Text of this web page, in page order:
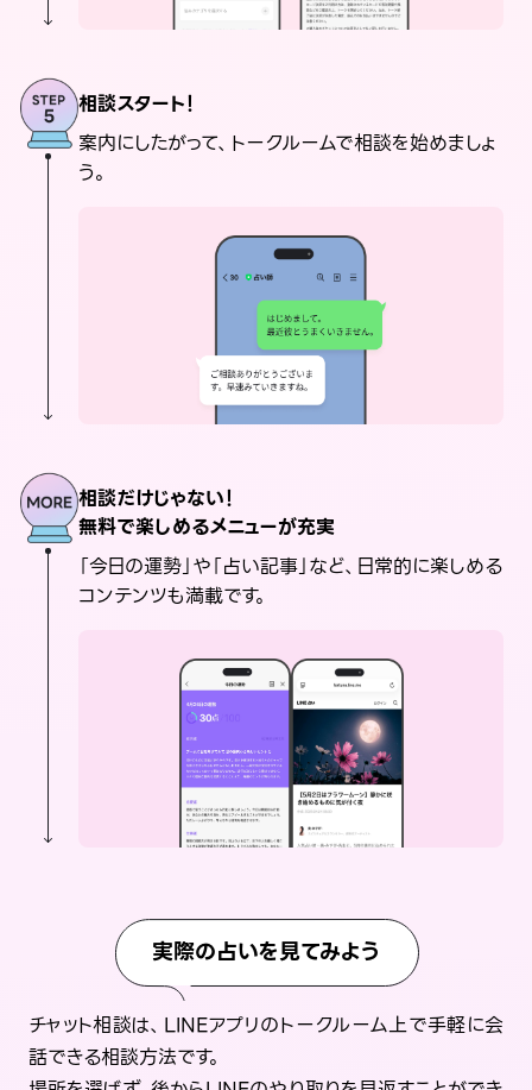
相談スタート！
案内にしたがって、トークルームで相談を始めましょ
う。
相談だけじゃない！
無料で楽しめるメニューが充実
「今日の運勢」や「占い記事」など、日常的に楽しめる
コンテンツも満載です。
実際の占いを見てみよう
チャット相談は、LINEアプリのトークルーム上で手軽に会
話できる相談方法です。